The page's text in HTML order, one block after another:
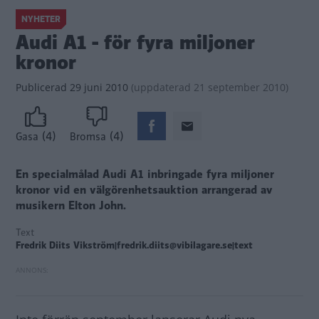
NYHETER
Audi A1 - för fyra miljoner
kronor
Publicerad 29 juni 2010 (uppdaterad 21 september 2010)
Gasa (4) Bromsa (4)
En specialmålad Audi A1 inbringade fyra miljoner
kronor vid en välgörenhetsauktion arrangerad av
musikern Elton John.
Text
Fredrik Diits Vikström|fredrik.diits@vibilagare.se|text